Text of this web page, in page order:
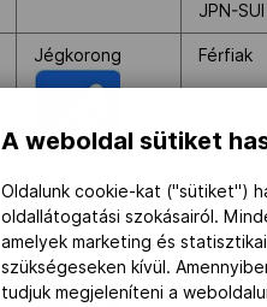
JPN-SUI
Jégkorong Férfiak
Jégkorong
Férfiak
A weboldal sütiket
Oldalunk cookie-kat ("sütiket")
oldallátogatási szokásairól.
amelyek marketing és
szükségeseken kívül.
tudjuk megjeleníteni a